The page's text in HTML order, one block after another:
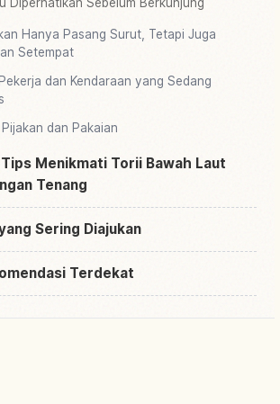
Hanya Pasang Surut, Tetapi Juga
Setempat
dan Kendaraan yang Sedang
dan Pakaian
Menikmati Torii Bawah Laut
Tenang
Sering Diajukan
Terdekat